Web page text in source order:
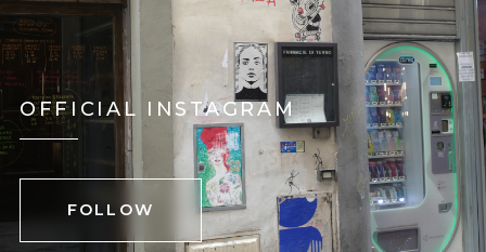
OFFICIAL INSTAGRAM
FOLLOW